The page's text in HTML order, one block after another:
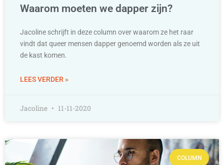
Waarom moeten we dapper zijn?
Jacoline schrijft in deze column over waarom ze het raar
vindt dat queer mensen dapper genoemd worden als ze uit
de kast komen.
LEES VERDER »
Jacoline 11-11-2020
COLUMN